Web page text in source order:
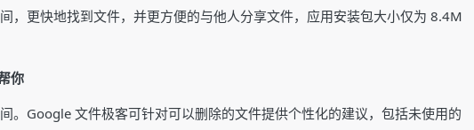
，更快地找到文件，并更方便的与他人分享文件，应用安装包大小仅为 8.4M
你
。Google 文件极客可针对可以删除的文件提供个性化的建议，包括未使用的